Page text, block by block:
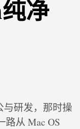
净
与研发，那时操
从 Mac OS